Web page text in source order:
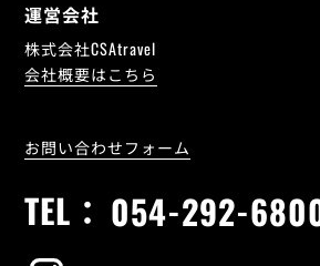
運営会社
株式会社CSAtravel
会社概要はこちら
お問い合わせフォーム
TEL： 054-292-